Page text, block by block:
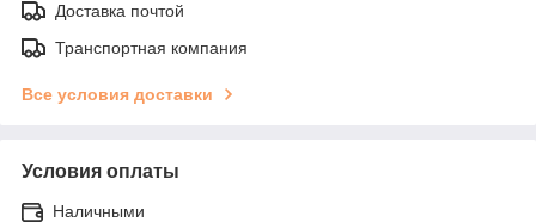
Доставка почтой
Транспортная компания
Все условия доставки
Условия оплаты
Наличными